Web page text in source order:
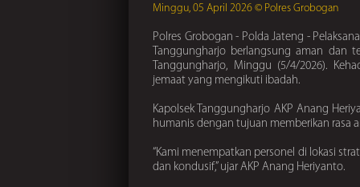
Minggu, 05 April 2026 © Polres Grobogan
Polres Grobogan - Polda Jateng -
Tanggungharjo berlangsung aman dan
Tanggungharjo, Minggu (5/4/2026).
jemaat yang mengikuti ibadah.
Kapolsek Tanggungharjo AKP Anang
humanis dengan tujuan memberikan rasa
“Kami menempatkan personel di lokasi
dan kondusif,” ujar AKP Anang Heriyanto.